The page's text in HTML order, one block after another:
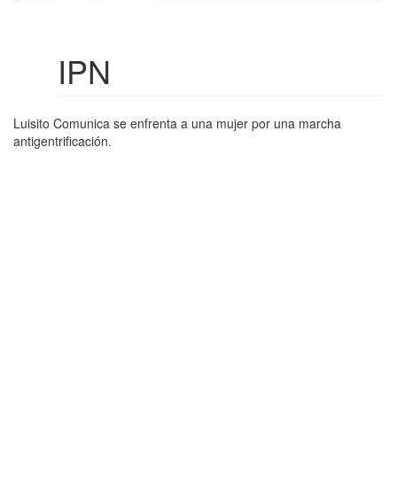
IPN
Luisito Comunica se enfrenta a una mujer por una marcha
antigentrificación.